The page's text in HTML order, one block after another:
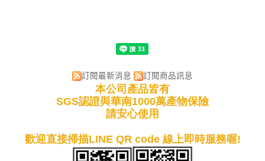
訂閱最新消息 訂閱商品訊息
本公司產品皆有
SGS認證與華南1000萬產物保險
請安心使用
歡迎直接掃描LINE QR code 線上即時服務喔!